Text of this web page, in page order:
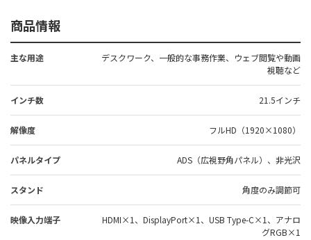
商品情報
主な用途
デスクワーク、一般的な事務作業、ウェブ閲覧や動画
視聴など
インチ数 21.5インチ
解像度 フルHD（1920×1080）
パネルタイプ ADS（広視野角パネル）、非光沢
スタンド 角度のみ調節可
映像入力端子
HDMI×1、DisplayPort×1、USB Type-C×1、アナロ
グRGB×1